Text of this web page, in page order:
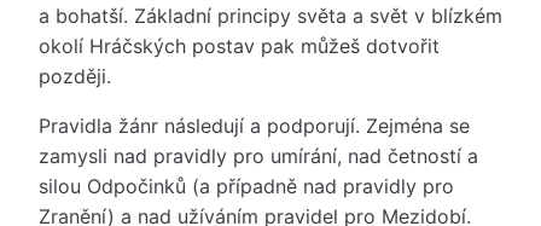
a bohatší. Základní principy světa a svět v blízkém
okolí Hráčských postav pak můžeš dotvořit
později.
Pravidla žánr následují a podporují. Zejména se
zamysli nad pravidly pro umírání, nad četností a
silou Odpočinků (a případně nad pravidly pro
Zranění) a nad užíváním pravidel pro Mezidobí.